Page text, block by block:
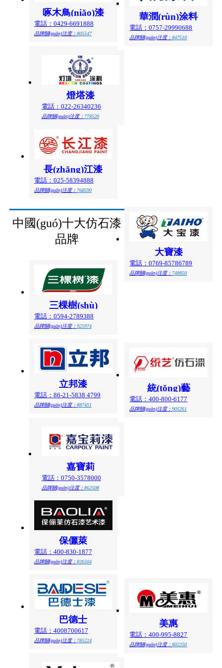
華潤(rùn)涂料
電話：0757-29990688
品牌關(guān)注度：847510
啄木鳥(niǎo)漆
電話：0429-6691888
品牌關(guān)注度： 805547
燈塔漆
電話：022-26340236
品牌關(guān)注度： 778520
長(zhǎng)江漆
電話：025-58394888
品牌關(guān)注度： 768590
大寶漆
電話：0769-85786789
品牌關(guān)注度： 748850
中國(guó)十大仿石漆
品牌
三棵樹(shù)
電話：0594-2789388
品牌關(guān)注度： 925974
統(tǒng)藝
電話：400-800-6177
品牌關(guān)注度：905261
立邦漆
電話：86-21-5838 4799
品牌關(guān)注度： 887451
嘉寶莉
電話：0750-3578000
品牌關(guān)注度： 862508
保儷萊
電話：400-830-1877
品牌關(guān)注度： 826504
美惠
電話：400-995-8827
品牌關(guān)注度：802250
巴德士
電話：4008700617
品牌關(guān)注度： 785224